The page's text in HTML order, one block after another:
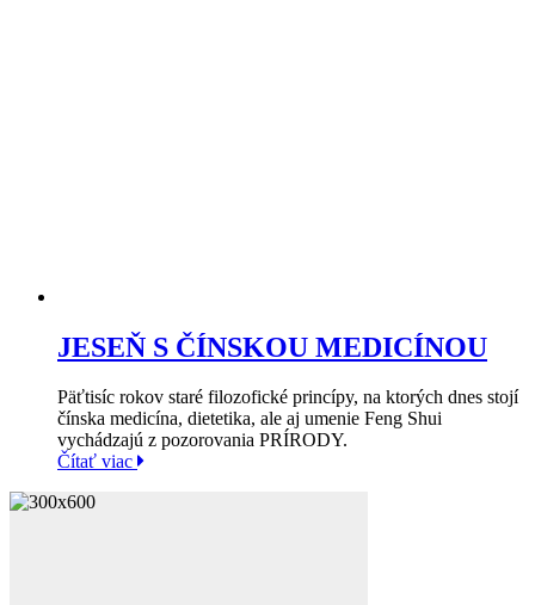
JESEŇ S ČÍNSKOU MEDICÍNOU
Päťtisíc rokov staré filozofické princípy, na ktorých dnes stojí
čínska medicína, dietetika, ale aj umenie Feng Shui
vychádzajú z pozorovania PRÍRODY.
Čítať viac